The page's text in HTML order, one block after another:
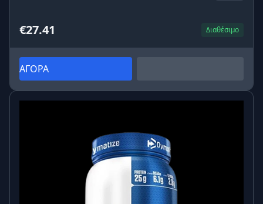
€27.41 Διαθέσιμο
ΑΓΟΡΑ